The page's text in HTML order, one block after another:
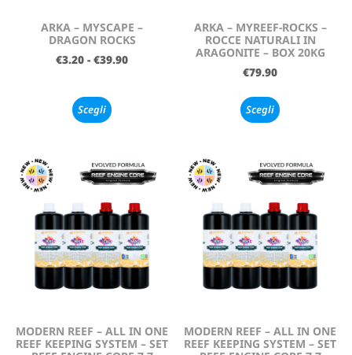
ARKA – MYSCAPE –
DRAGON ROCKS
€3.20 - €39.90
Scegli
ARKA – MYREEF-ROCKS –
ROCCE NATURALI IN
ARAGONITE – BOX 20KG
€79.90
Scegli
MODERN REEF – ALL IN ONE
REEF KEEPING SYSTEM – SET
MODERN REEF – ALL IN ONE
REEF KEEPING SYSTEM – SET